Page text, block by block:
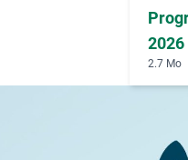
2026
2.7 Mo